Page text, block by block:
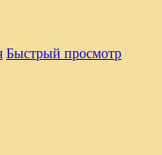
Быстрый просмотр